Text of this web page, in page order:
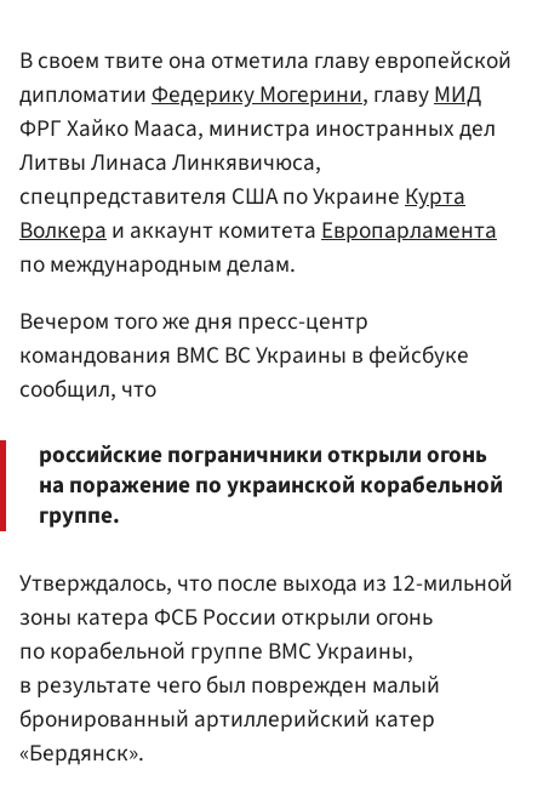
В своем твите она отметила главу европейской
дипломатии Федерику Могерини, главуМИД
ФРГ Хайко Мааса, министра иностранных дел
Литвы Линаса Линкявичюса,
спецпредставителя США по Украине Курта
Волкера и аккаунт комитета Европарламента
по международным делам.
Вечером того же дня пресс-центр
командования ВМС ВС Украины в фейсбуке
сообщил, что
российские пограничники открыли огонь
на поражение по украинской корабельной
группе.
Утверждалось, что после выхода из 12-мильной
зоны катера ФСБ России открыли огонь
по корабельной группе ВМС Украины,
в результате чего был поврежден малый
бронированный артиллерийский катер
«Бердянск».